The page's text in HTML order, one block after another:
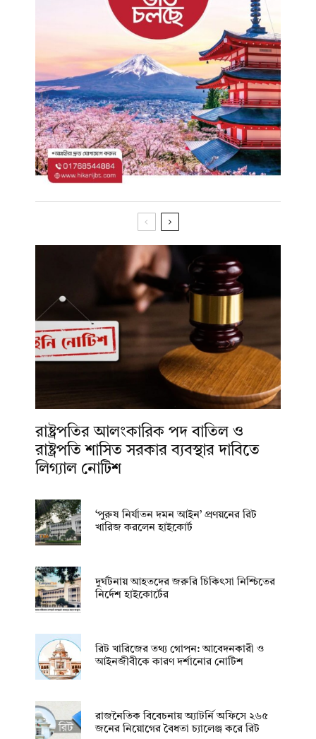
রাষ্ট্রপতির আলংকারিক পদ বাতিল ও
রাষ্ট্রপতি শাসিত সরকার ব্যবস্থার দাবিতে
লিগ্যাল নোটিশ
‘পুরুষ নির্যাতন দমন আইন’ প্রণয়নের রিট
খারিজ করলেন হাইকোর্ট
দুর্ঘটনায় আহতদের জরুরি চিকিৎসা নিশ্চিতের
নির্দেশ হাইকোর্টের
রিট খারিজের তথ্য গোপন: আবেদনকারী ও
আইনজীবীকে কারণ দর্শানোর নোটিশ
রাজনৈতিক বিবেচনায় অ‍্যাটর্নি অফিসে ২৬৫
জনের নিয়োগের বৈধতা চ্যালেঞ্জ করে রিট